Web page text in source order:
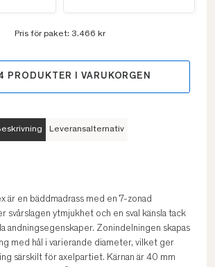
Pris för paket: 3.466 kr
PRODUKTER I VARUKORGEN
Leveransalternativ
är en bäddmadrass med en 7-zonad
svårslagen ytmjukhet och en sval känsla tack
andningsegenskaper. Zonindelningen skapas
med hål i varierande diameter, vilket ger
särskilt för axelpartiet. Kärnan är 40 mm